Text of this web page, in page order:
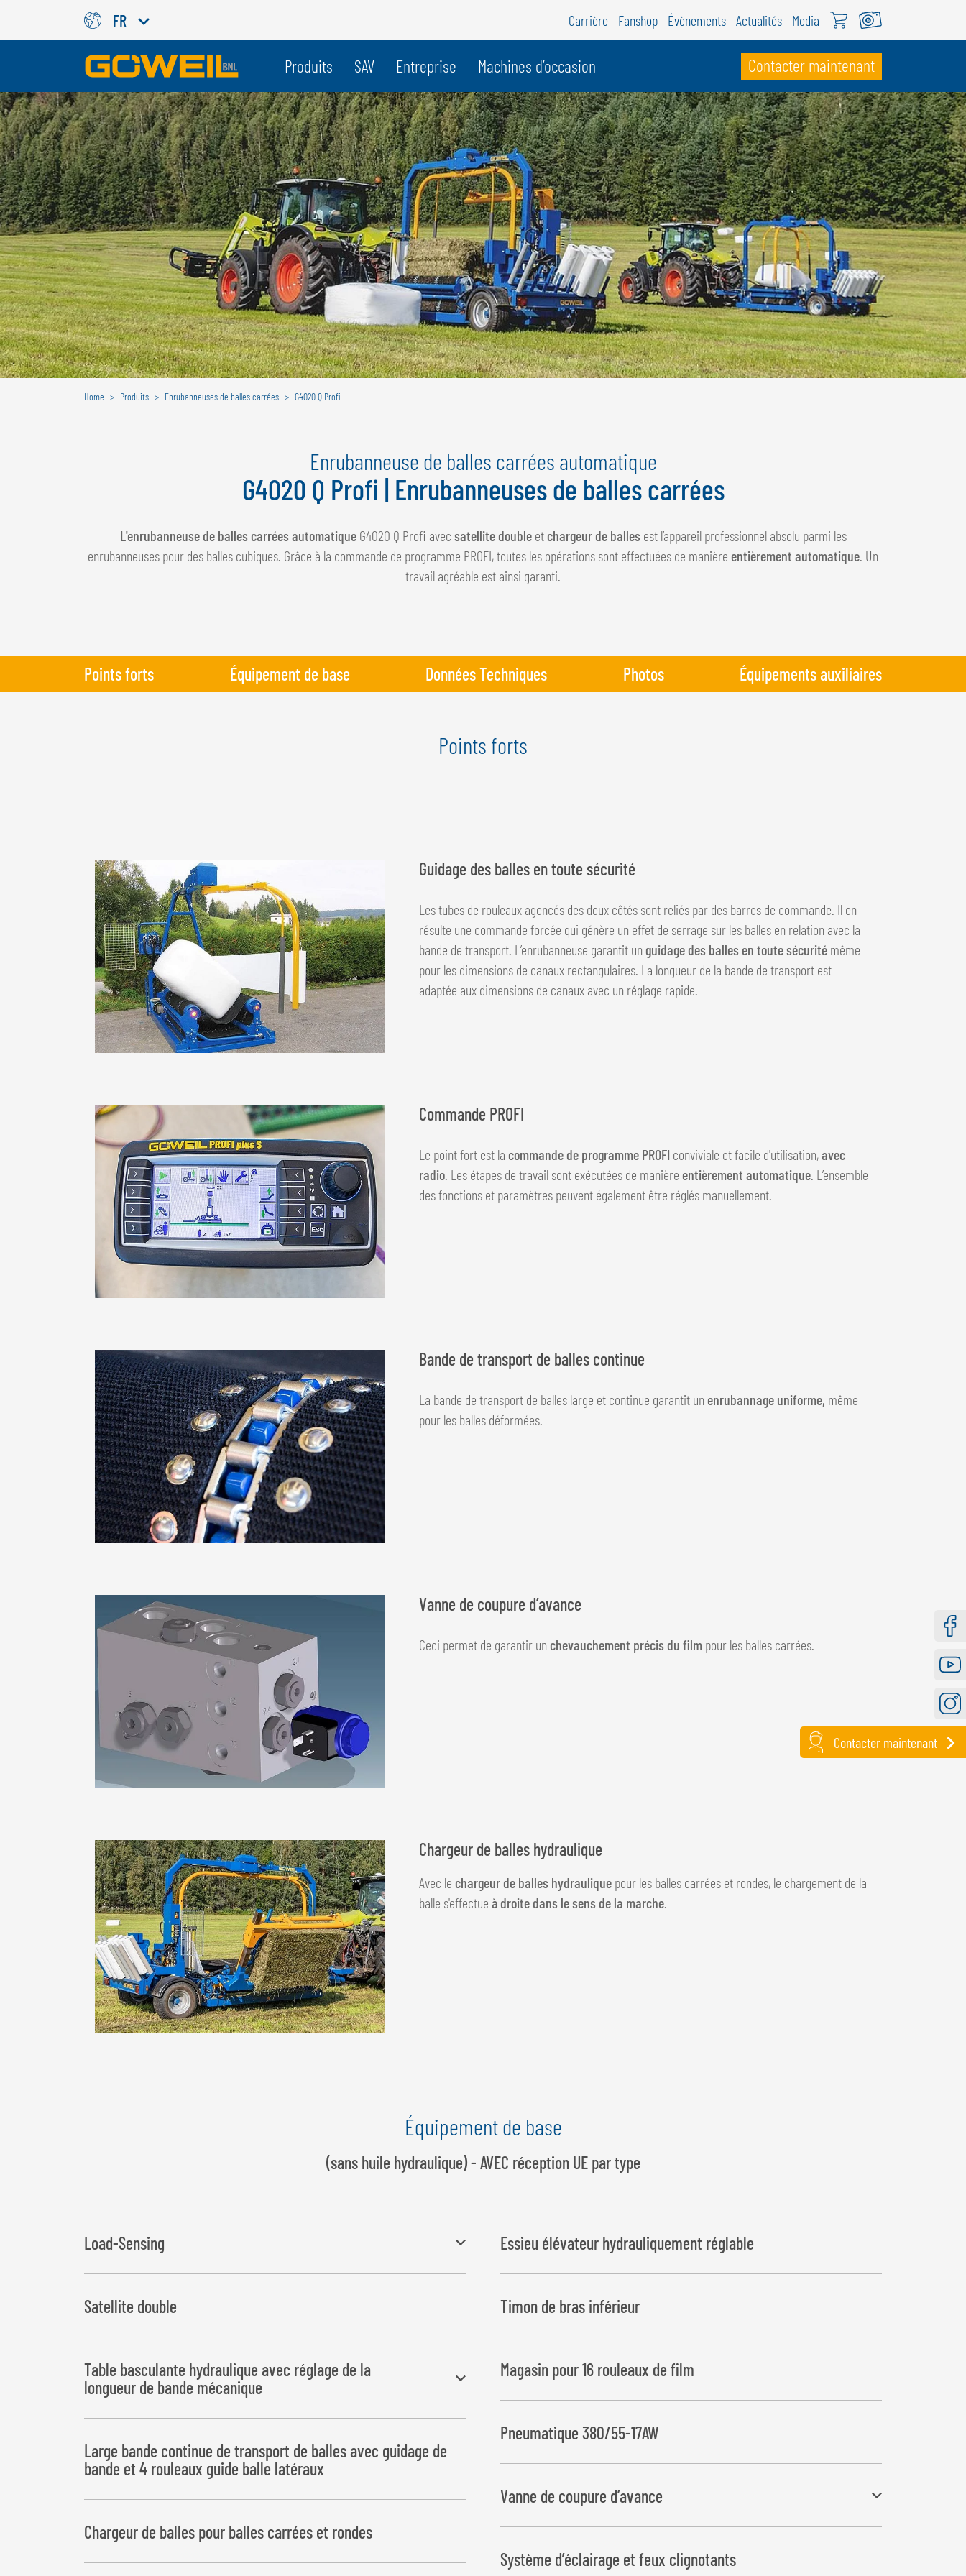
FR
Choisissez votre langue/votre pays
INTERNATIONAL
GÖWEIL
DEUTSCH
ENGLISH
FRANÇAIS
NEDERLANDS
ESPAÑOL
POLSKI
ČESKÝ
BELGIQUE
GÖWEIL BNL
NEDERLANDS
FRANÇAIS
DEUTSCH
SUISSE
GÖWEIL Schweiz
DEUTSCH
FRANÇAIS
Carrière Fanshop Évènements Actualités Media
Produits SAV Entreprise Machines d’occasion Contacter maintenant
Home Produits Enrubanneuses de balles carrées G4020 Q Profi
Enrubanneuse de balles carrées automatique
G4020 Q Profi | Enrubanneuses de balles carrées
L'enrubanneuse de balles carrées automatique G4020 Q Profi avec satellite doubleet chargeur de balles est l’appareil professionnel absolu parmi les
enrubanneuses pour des balles cubiques. Grâce à la commande de programme PROFI, toutes les opérations sont effectuées de manière entièrement automatique . Un
travail agréable est ainsi garanti.
Points forts Équipement de base Données Techniques Photos Équipements auxiliaires
Points forts
Guidage des balles en toute sécurité
Les tubes de rouleaux agencés des deux côtés sont reliés par des barres de commande. Il en
résulte une commande forcée qui génère un effet de serrage sur les balles en relation avec la
bande de transport. L’enrubanneuse garantit un guidage des balles en toute sécurité même
pour les dimensions de canaux rectangulaires. La longueur de la bande de transport est
adaptée aux dimensions de canaux avec un réglage rapide.
Commande PROFI
Le point fort est la commande de programme PROFI conviviale et facile d'utilisation,avec
radio . Les étapes de travail sont exécutées de manière entièrement automatique . L’ensemble
des fonctions et paramètres peuvent également être réglés manuellement.
Bande de transport de balles continue
La bande de transport de balles large et continue garantit un enrubannage uniforme, même
pour les balles déformées.
Vanne de coupure d’avance
Ceci permet de garantir un chevauchement précis du film pour les balles carrées.
Chargeur de balles hydraulique
Avec le chargeur de balles hydraulique pour les balles carrées et rondes, le chargement de la
balle s'effectueà droite dans le sens de la marche
Équipement de base
(sans huile hydraulique) - AVEC réception UE par type
Load-Sensing
peut également être utilisé avec des tracteurs sans pompe Load-Sensing
Satellite double
Table basculante hydraulique avec réglage de la
longueur de bande mécanique
Chargement des balles à droite dans le sens de la marche
Dépôt des balles vers la gauche
Large bande continue de transport de balles avec guidage de
bande et 4 rouleaux guide balle latéraux
Chargeur de balles pour balles carrées et rondes
Essieu élévateur hydrauliquement réglable
Timon de bras inférieur
Magasin pour 16 rouleaux de film
Pneumatique 380/55-17AW
Vanne de coupure d’avance
Ceci permet de garantir un chevauchement précis du film pour les balles
carrées
Système d’éclairage et feux clignotants
Contacter maintenant